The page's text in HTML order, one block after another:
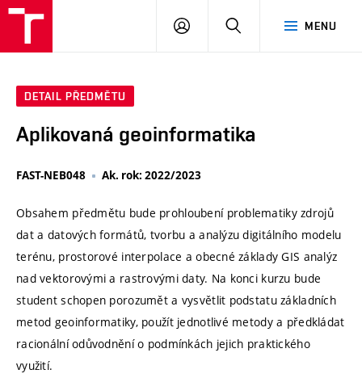
MENU
PŘIHLÁSIT
DETAIL PŘEDMĚTU
Aplikovaná geoinformatika
FAST-NEB048 Ak. rok: 2022/2023
Obsahem předmětu bude prohloubení problematiky zdrojů
dat a datových formátů, tvorbu a analýzu digitálního modelu
terénu, prostorové interpolace a obecné základy GIS analýz
nad vektorovými a rastrovými daty. Na konci kurzu bude
student schopen porozumět a vysvětlit podstatu základních
metod geoinformatiky, použít jednotlivé metody a předkládat
racionální odůvodnění o podmínkách jejich praktického
využití.